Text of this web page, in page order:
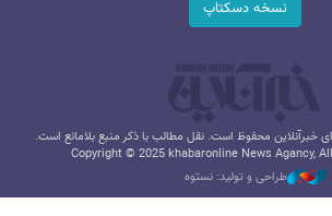
نسخه دسکتاپ
خبرآنلاین محفوظ است. نقل مطالب با ذکر منبع بلامانع است.
Copyright © 2025 khabaronline News Agancy,
طراحی و تولید: نستوه